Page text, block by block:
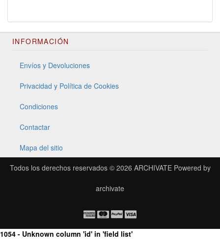
INFORMACIÓN
Envíos y Devoluciones
Privacidad y Política de Cookies
Condiciones
Contactar
Mapa del sitio
Todos los derechos reservados © 2026 ARCHIVATEPowered by
archivate
1054 - Unknown column 'id' in 'field list'